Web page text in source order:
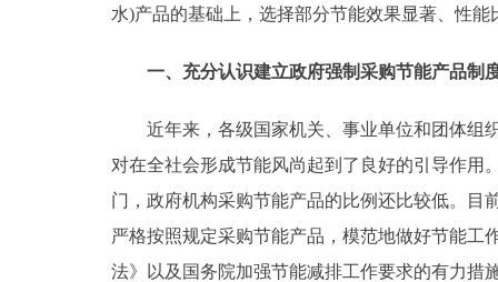
参与调查
走进北京
北京概况
绿色北京
多语种
水)产品的基础上，选择部分节能效果显著、性
一、充分认识建立政府强制采购节能产品制
近年来，各级国家机关、事业单位和团体组织
对在全社会形成节能风尚起到了良好的引导作用
门，政府机构采购节能产品的比例还比较低。目
严格按照规定采购节能产品，模范地做好节能工
法》以及国务院加强节能减排工作要求的有力措